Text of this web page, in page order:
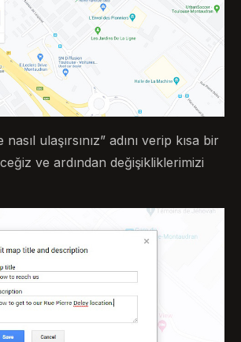
ulaşırsınız” adını verip kısa bir
ve ardından değişikliklerimizi